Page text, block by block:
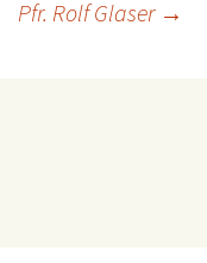
Pfr. Rolf Glaser →